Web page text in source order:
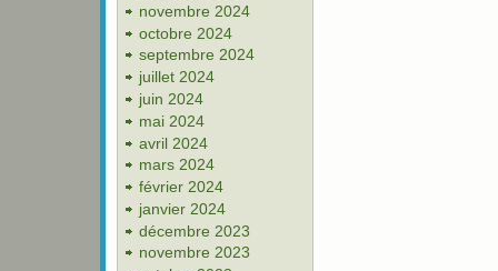
novembre 2024
octobre 2024
septembre 2024
juillet 2024
juin 2024
mai 2024
avril 2024
mars 2024
février 2024
janvier 2024
décembre 2023
novembre 2023